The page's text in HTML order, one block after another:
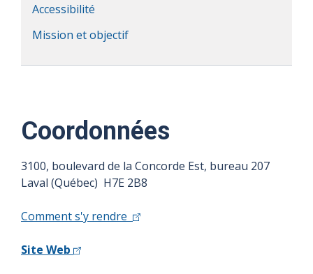
Accessibilité
Mission et objectif
Coordonnées
3100, boulevard de la Concorde Est, bureau 207
Laval (Québec) H7E 2B8
Comment s'y rendre
Site Web